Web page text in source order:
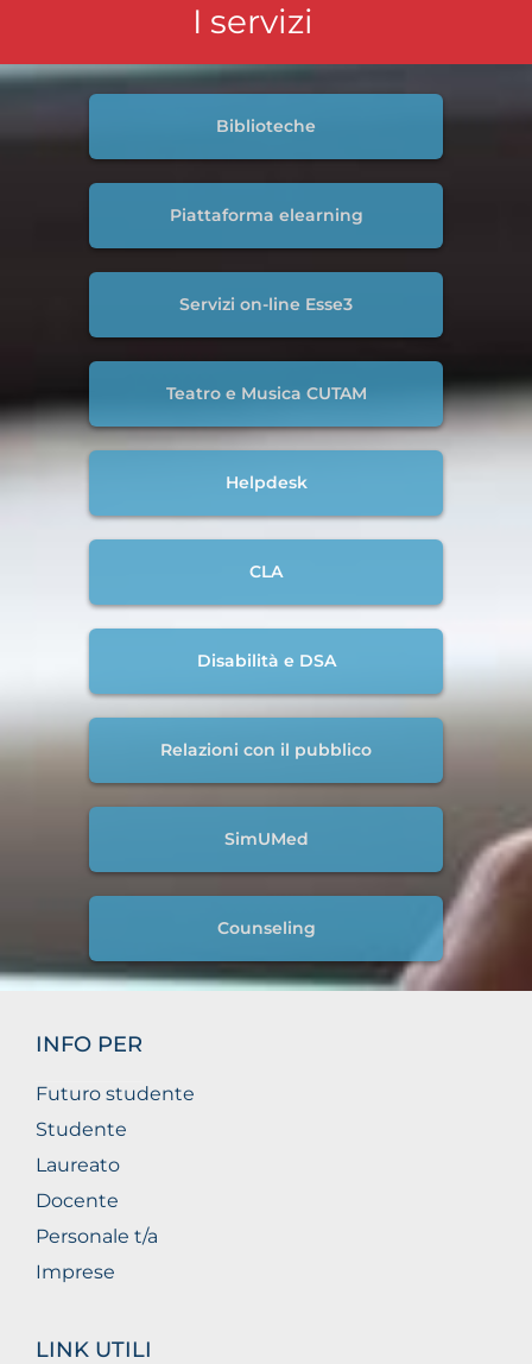
I servizi
Biblioteche
Piattaforma elearning
Servizi on-line Esse3
Teatro e Musica CUTAM
Helpdesk
CLA
Disabilità e DSA
Relazioni con il pubblico
SimUMed
Counseling
INFO PER
Futuro studente
Studente
Laureato
Docente
Personale t/a
Imprese
LINK UTILI